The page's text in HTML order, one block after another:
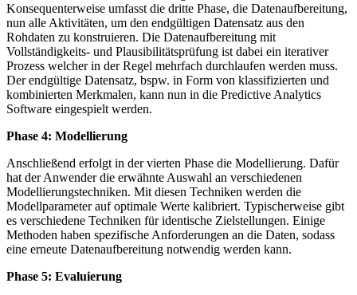
Konsequenterweise umfasst die dritte Phase, die Datenaufbereitung,
nun alle Aktivitäten, um den endgültigen Datensatz aus den
Rohdaten zu konstruieren. Die Datenaufbereitung mit
Vollständigkeits- und Plausibilitätsprüfung ist dabei ein iterativer
Prozess welcher in der Regel mehrfach durchlaufen werden muss.
Der endgültige Datensatz, bspw. in Form von klassifizierten und
kombinierten Merkmalen, kann nun in die Predictive Analytics
Software eingespielt werden.
Phase 4: Modellierung
Anschließend erfolgt in der vierten Phase die Modellierung. Dafür
hat der Anwender die erwähnte Auswahl an verschiedenen
Modellierungstechniken. Mit diesen Techniken werden die
Modellparameter auf optimale Werte kalibriert. Typischerweise gibt
es verschiedene Techniken für identische Zielstellungen. Einige
Methoden haben spezifische Anforderungen an die Daten, sodass
eine erneute Datenaufbereitung notwendig werden kann.
Phase 5: Evaluierung